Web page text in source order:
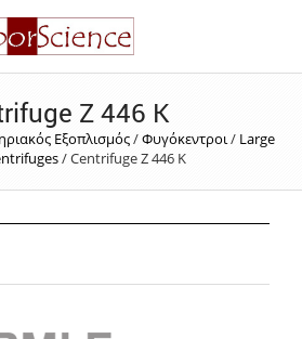
Z 446 K
Εξοπλισμός/Φυγόκεντροι/ Large
/Centrifuge Z 446 K